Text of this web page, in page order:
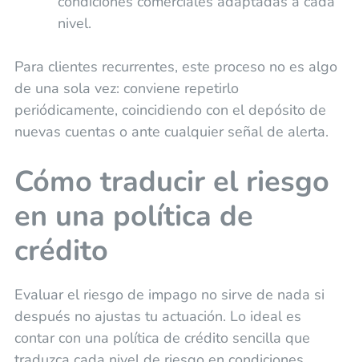
nivel.
Para clientes recurrentes, este proceso no es algo
de una sola vez: conviene repetirlo
periódicamente, coincidiendo con el depósito de
nuevas cuentas o ante cualquier señal de alerta.
Cómo traducir el riesgo
en una política de
crédito
Evaluar el riesgo de impago no sirve de nada si
después no ajustas tu actuación. Lo ideal es
contar con una política de crédito sencilla que